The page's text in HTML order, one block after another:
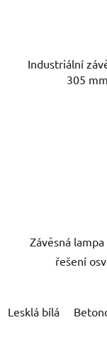
Industriální
305
Závěsná
řešení
Lesklá bílá